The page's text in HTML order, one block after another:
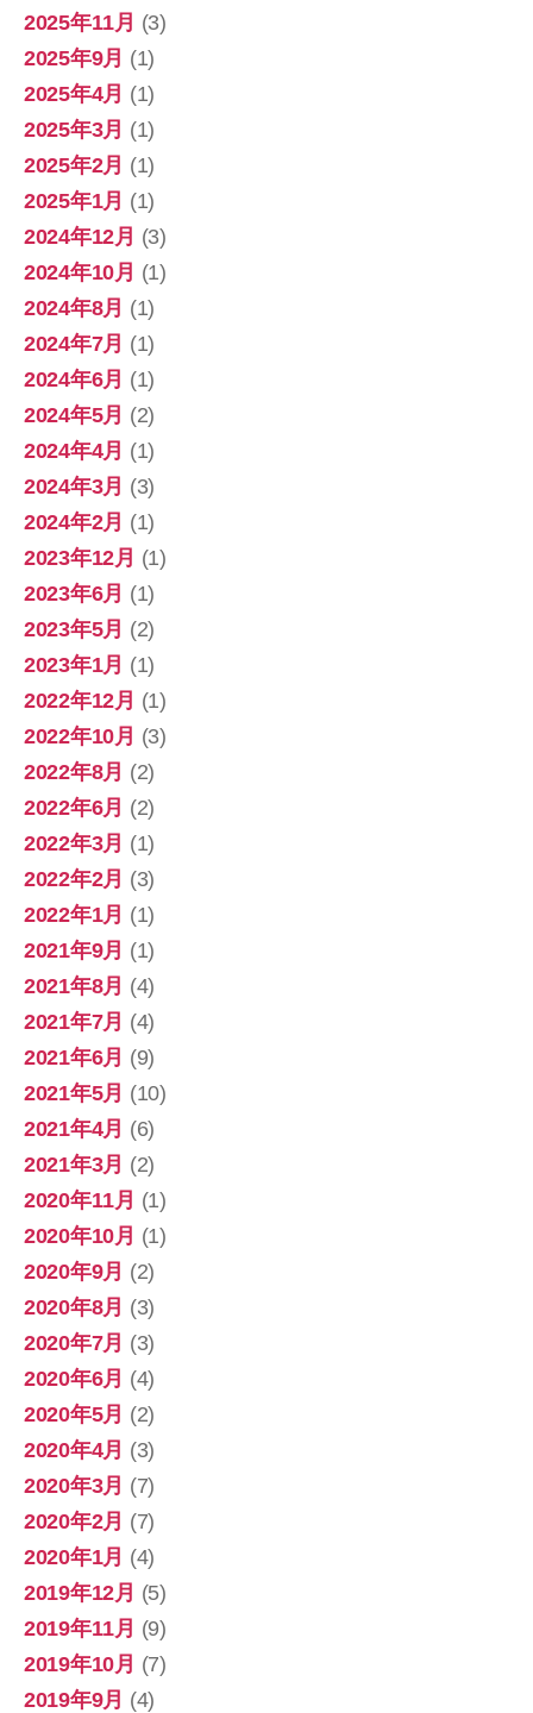
2025年11月 (3)
2025年9月 (1)
2025年4月 (1)
2025年3月 (1)
2025年2月 (1)
2025年1月 (1)
2024年12月 (3)
2024年10月 (1)
2024年8月 (1)
2024年7月 (1)
2024年6月 (1)
2024年5月 (2)
2024年4月 (1)
2024年3月 (3)
2024年2月 (1)
2023年12月 (1)
2023年6月 (1)
2023年5月 (2)
2023年1月 (1)
2022年12月 (1)
2022年10月 (3)
2022年8月 (2)
2022年6月 (2)
2022年3月 (1)
2022年2月 (3)
2022年1月 (1)
2021年9月 (1)
2021年8月 (4)
2021年7月 (4)
2021年6月 (9)
2021年5月 (10)
2021年4月 (6)
2021年3月 (2)
2020年11月 (1)
2020年10月 (1)
2020年9月 (2)
2020年8月 (3)
2020年7月 (3)
2020年6月 (4)
2020年5月 (2)
2020年4月 (3)
2020年3月 (7)
2020年2月 (7)
2020年1月 (4)
2019年12月 (5)
2019年11月 (9)
2019年10月 (7)
2019年9月 (4)